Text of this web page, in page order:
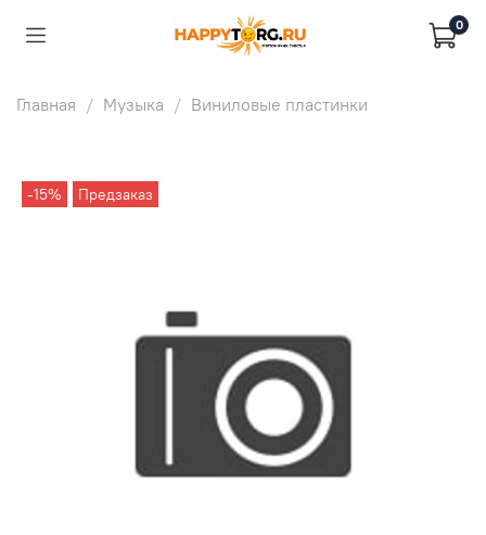
0
Главная Музыка Виниловые пластинки
-15% Предзаказ